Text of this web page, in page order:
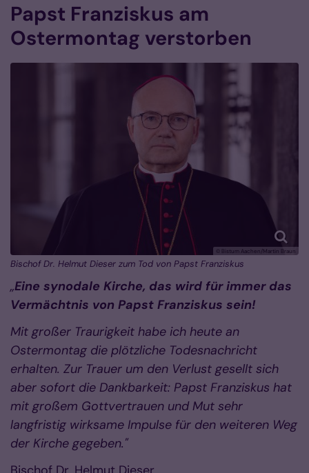
Papst Franziskus am
Ostermontag verstorben
© Bistum Aachen/Martin Braun
Bischof Dr. Helmut Dieser zum Tod von Papst Franziskus
„Eine synodale Kirche, das wird für immer das
Vermächtnis von Papst Franziskus sein!
Mit großer Traurigkeit habe ich heute an
Ostermontag die plötzliche Todesnachricht
erhalten. Zur Trauer um den Verlust gesellt sich
aber sofort die Dankbarkeit: Papst Franziskus hat
mit großem Gottvertrauen und Mut sehr
langfristig wirksame Impulse für den weiteren Weg
der Kirche gegeben."